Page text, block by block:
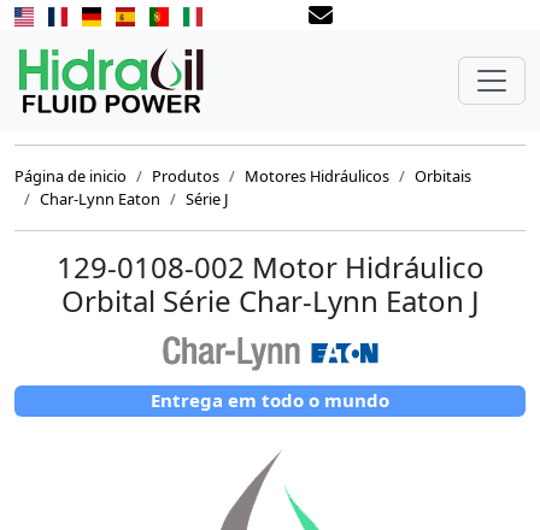
Página de inicio Produtos Motores Hidráulicos
Orbitais
Char-Lynn Eaton
Série J
129-0108-002 Motor Hidráulico
Orbital Série Char-Lynn Eaton J
Entrega em todo o mundo